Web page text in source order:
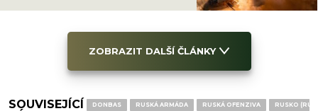
ZOBRAZIT DALŠÍ ČLÁNKY
SOUVISEJÍCÍ
DONBAS RUSKÁ ARMÁDA RUSKÁ OFENZIVA RUSKO